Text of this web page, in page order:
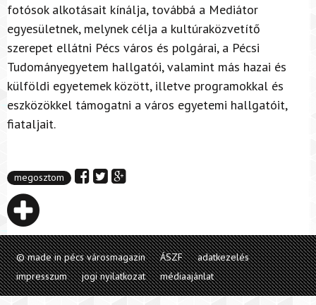
fotósok alkotásait kínálja, továbbá a Mediátor
egyesületnek, melynek célja a kultúraközvetítő
szerepet ellátni Pécs város és polgárai, a Pécsi
Tudományegyetem hallgatói, valamint más hazai és
külföldi egyetemek között, illetve programokkal és
eszközökkel támogatni a város egyetemi hallgatóit,
fiataljait.
megosztom
© made in pécs városmagazin ÁSZF
adatkezelés
impresszum
jogi nyilatkozat médiaajánlat